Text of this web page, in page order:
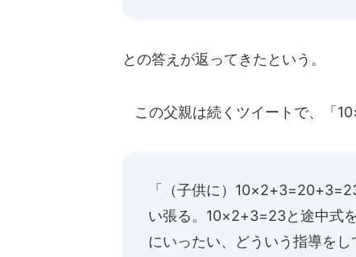
との答えが返ってきたという。
この父親は続くツイートで、「
「（子供に）
い張る。10×2+3=23と途中式
にいったい、どういう指導をし